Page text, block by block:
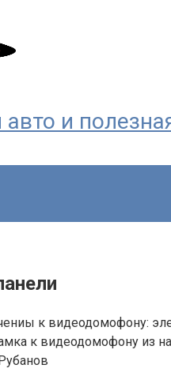
и
к видеодомофону:
к видеодомофону из